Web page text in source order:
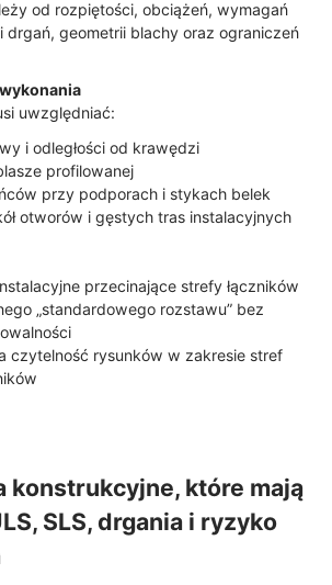
od rozpiętości, obciążeń, wymagań
geometrii blachy oraz ograniczeń
uwzględniać:
i odległości od krawędzi
profilowanej
przy podporach i stykach belek
otworów i gęstych tras instalacyjnych
przecinające strefy łączników
„standardowego rozstawu” bez
czytelność rysunków w zakresie stref
konstrukcyjne, które mają
SLS, drgania i ryzyko